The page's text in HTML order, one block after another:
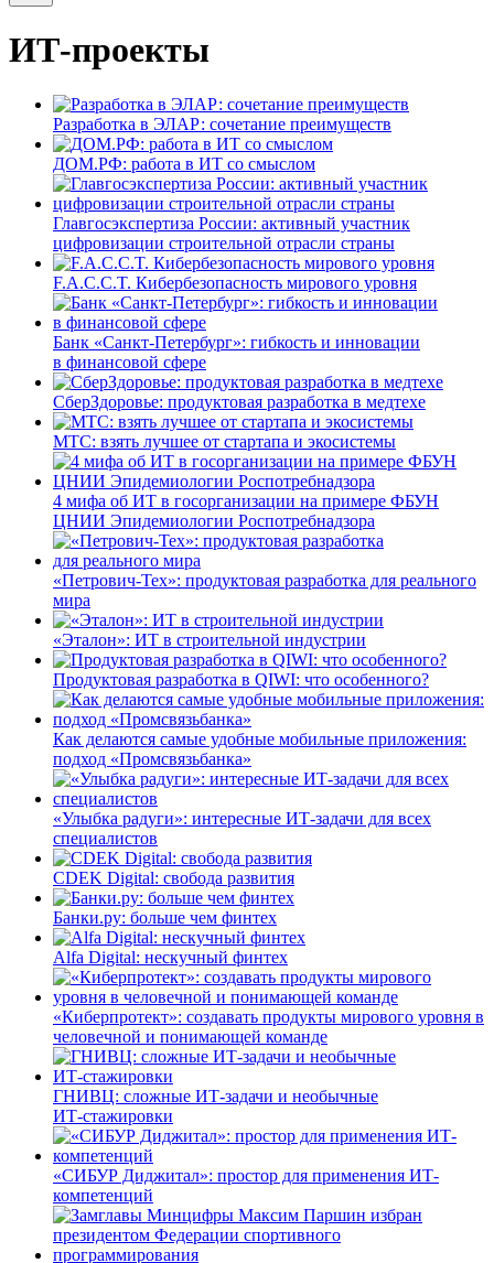
ИТ-проекты
Разработка в ЭЛАР: сочетание преимуществ
ДОМ.РФ: работа в ИТ со смыслом
Главгосэкспертиза России: активный участник
цифровизации строительной отрасли страны
F.A.C.C.T. Кибербезопасность мирового уровня
Банк «Санкт-Петербург»: гибкость и инновации
в финансовой сфере
СберЗдоровье: продуктовая разработка в медтехе
МТС: взять лучшее от стартапа и экосистемы
4 мифа об ИТ в госорганизации на примере ФБУН
ЦНИИ Эпидемиологии Роспотребнадзора
«Петрович-Тех»: продуктовая разработка для реального
мира
«Эталон»: ИТ в строительной индустрии
Продуктовая разработка в QIWI: что особенного?
Как делаются самые удобные мобильные приложения:
подход «Промсвязьбанка»
«Улыбка радуги»: интересные ИТ-задачи для всех
специалистов
CDEK Digital: свобода развития
Банки.ру: больше чем финтех
Alfa Digital: нескучный финтех
«Киберпротект»: создавать продукты мирового уровня в
человечной и понимающей команде
ГНИВЦ: сложные ИТ‑задачи и необычные
ИТ‑стажировки
«СИБУР Диджитал»: простор для применения ИТ-
компетенций